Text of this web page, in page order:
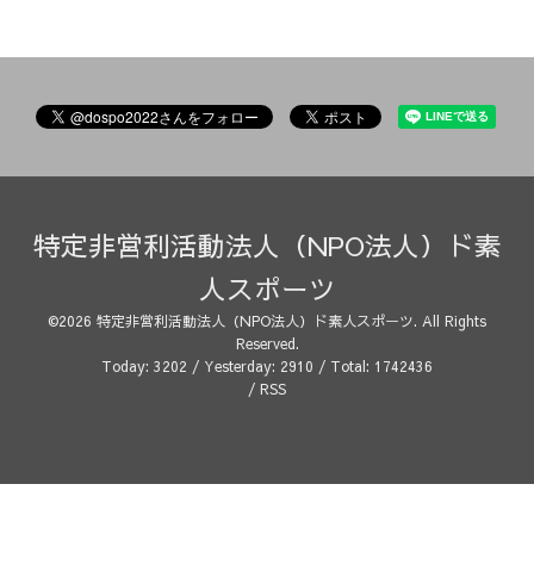
特定非営利活動法人（NPO法人）ド素
人スポーツ
©2026 特定非営利活動法人（NPO法人）ド素人スポーツ. All Rights
Reserved.
Today: 3202 / Yesterday: 2910 / Total: 1742436
/ RSS